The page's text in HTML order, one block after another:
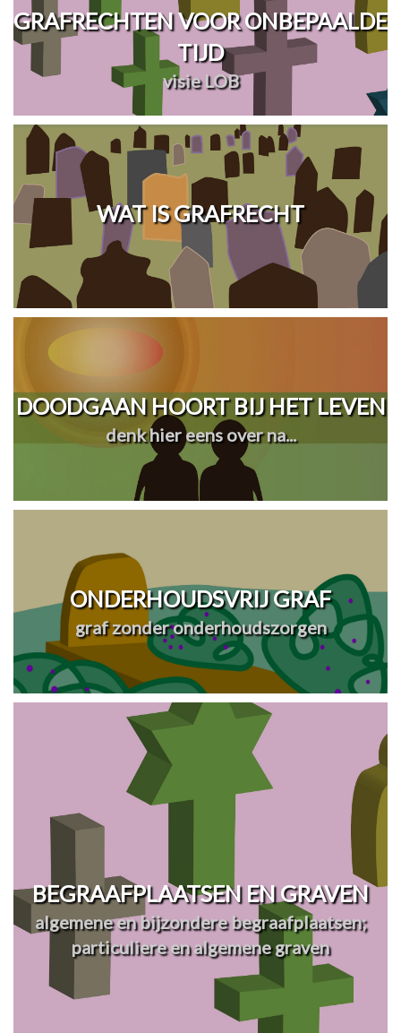
GRAFRECHTEN VOOR ONBEPAALDE
TIJD
visie LOB
WAT IS GRAFRECHT
DOODGAAN HOORT BIJ HET LEVEN
denk hier eens over na...
ONDERHOUDSVRIJ GRAF
graf zonder onderhoudszorgen
BEGRAAFPLAATSEN EN GRAVEN
algemene en bijzondere begraafplaatsen;
particuliere en algemene graven